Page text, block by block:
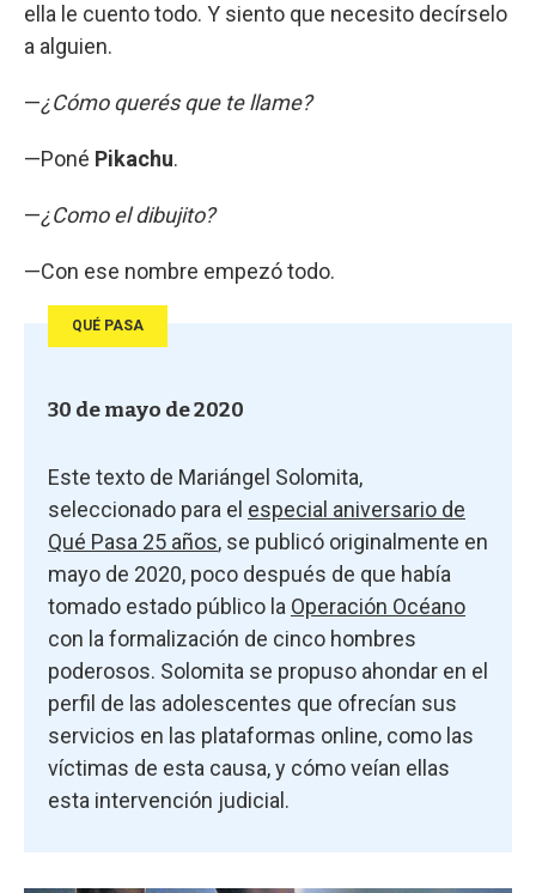
ella le cuento todo. Y siento que necesito decírselo
a alguien.
—¿Cómo querés que te llame?
—Poné Pikachu.
—¿Como el dibujito?
—Con ese nombre empezó todo.
QUÉ PASA
30 de mayo de 2020
Este texto de Mariángel Solomita,
seleccionado para el especial aniversario de
Qué Pasa 25 años, se publicó originalmente en
mayo de 2020, poco después de que había
tomado estado público la Operación Océano
con la formalización de cinco hombres
poderosos. Solomita se propuso ahondar en el
perfil de las adolescentes que ofrecían sus
servicios en las plataformas online, como las
víctimas de esta causa, y cómo veían ellas
esta intervención judicial.